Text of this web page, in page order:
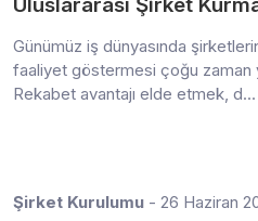
Günümüz iş dünyasında
faaliyet göstermesi çoğu zaman
Rekabet avantajı elde etmek, d...
Şirket Kurulumu - 26 Haziran